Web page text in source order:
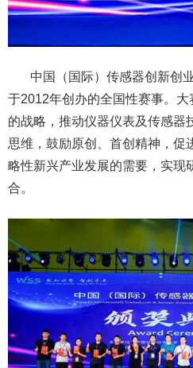
中国（国际）传感器创新创
于2012年创办的全国性赛事。
的战略，推动仪器仪表及传感器
思维，鼓励原创、首创精神，促
略性新兴产业发展的需要，实现
合。